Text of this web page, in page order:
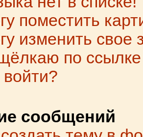
поместить
изменить свое
по
сообщений